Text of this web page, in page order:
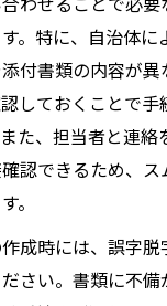
わせることで必
。特に、自治体に
付書類の内容が異
しておくことで
た、担当者と連
認できるため、
。
成時には、誤字
さい。書類に不